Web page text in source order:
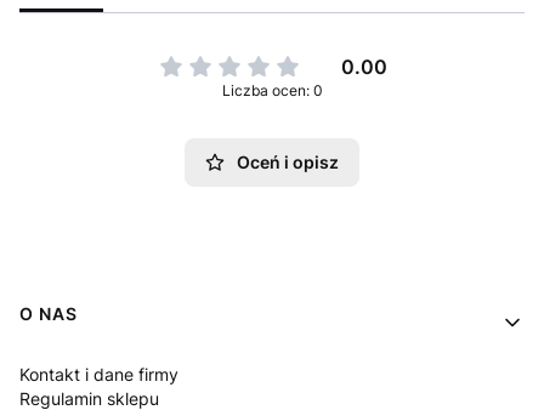
0.00
Liczba ocen: 0
Oceń i opisz
Linki w stopce
O NAS
Kontakt i dane firmy
Regulamin sklepu